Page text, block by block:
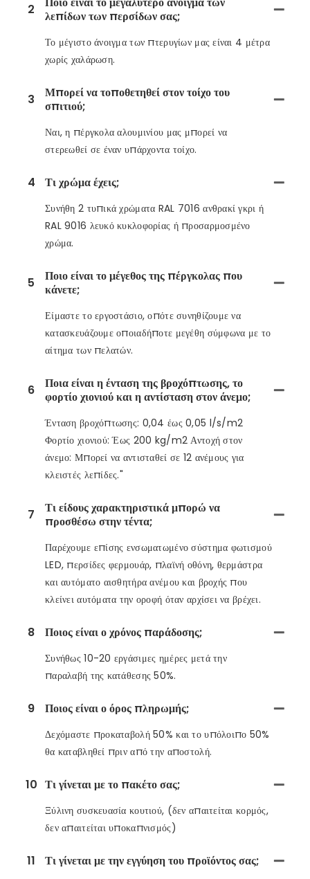
2
λεπίδων των περσίδων σας;
Το μέγιστο άνοιγμα των πτερυγίων μας είναι 4 μέτρα
χωρίς χαλάρωση.
3
Μπορεί να τοποθετηθεί στον τοίχο του
σπιτιού;
Ναι, η πέργκολα αλουμινίου μας μπορεί να
στερεωθεί σε έναν υπάρχοντα τοίχο.
4 Τι χρώμα έχεις;
Συνήθη 2 τυπικά χρώματα RAL 7016 ανθρακί γκρι ή
RAL 9016 λευκό κυκλοφορίας ή προσαρμοσμένο
χρώμα.
5
Ποιο είναι το μέγεθος της πέργκολας που
κάνετε;
Είμαστε το εργοστάσιο, οπότε συνηθίζουμε να
κατασκευάζουμε οποιαδήποτε μεγέθη σύμφωνα με το
αίτημα των πελατών.
6
Ποια είναι η ένταση της βροχόπτωσης, το
φορτίο χιονιού και η αντίσταση στον άνεμο;
Ένταση βροχόπτωσης: 0,04 έως 0,05 l/s/m2
Φορτίο χιονιού: Έως 200 kg/m2 Αντοχή στον
άνεμο: Μπορεί να αντισταθεί σε 12 ανέμους για
κλειστές λεπίδες."
7
Τι είδους χαρακτηριστικά μπορώ να
προσθέσω στην τέντα;
Παρέχουμε επίσης ενσωματωμένο σύστημα φωτισμού
LED, περσίδες φερμουάρ, πλαϊνή οθόνη, θερμάστρα
και αυτόματο αισθητήρα ανέμου και βροχής που
κλείνει αυτόματα την οροφή όταν αρχίσει να βρέχει.
8 Ποιος είναι ο χρόνος παράδοσης;
Συνήθως 10-20 εργάσιμες ημέρες μετά την
παραλαβή της κατάθεσης 50%.
9 Ποιος είναι ο όρος πληρωμής;
Δεχόμαστε προκαταβολή 50% και το υπόλοιπο 50%
θα καταβληθεί πριν από την αποστολή.
10 Τι γίνεται με το πακέτο σας;
Ξύλινη συσκευασία κουτιού, (δεν απαιτείται κορμός,
δεν απαιτείται υποκαπνισμός)
11 Τι γίνεται με την εγγύηση του προϊόντος σας;